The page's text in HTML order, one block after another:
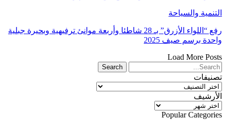
التنمية والسياحة
رفع “اللواء الأزرق” بـ 28 شاطئا وأربعة موانئ ترفيهية وبحيرة جبلية
واحدة برسم صيف 2025
Load More Posts
تصنيفات
تصنيفات
الأرشيف
الأرشيف
Popular Categories